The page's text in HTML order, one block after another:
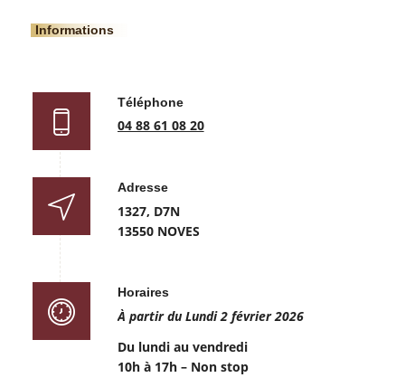
Informations
Téléphone
04 88 61 08 20
Adresse
1327, D7N
13550 NOVES
Horaires
À partir du Lundi 2 février 2026
Du lundi au vendredi
10h à 17h – Non stop